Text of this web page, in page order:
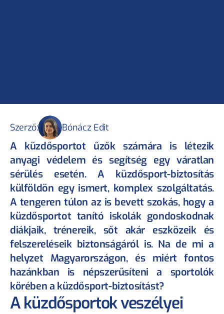
Szerző: Bónácz Edit
A küzdősportot űzők számára is létezik
anyagi védelem és segítség egy váratlan
sérülés esetén. A küzdősport-biztosítás
külföldön egy ismert, komplex szolgáltatás.
A tengeren túlon az is bevett szokás, hogy a
küzdősportot tanító iskolák gondoskodnak
diákjaik, trénereik, sőt akár eszközeik és
felszereléseik biztonságáról is. Na de mi a
helyzet Magyarországon, és miért fontos
hazánkban is népszerűsíteni a sportolók
körében a küzdősport-biztosítást?
A küzdősportok veszélyei